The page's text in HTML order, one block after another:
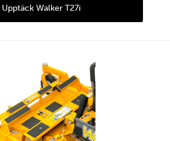
Upptäck Walker T27i